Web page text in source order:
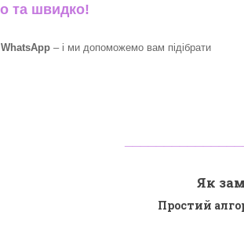
та швидко!
– і ми допоможемо вам підібрати
Як
Простий